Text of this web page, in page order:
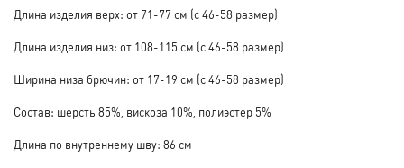
Длина изделия верх: от 71-77 см (с 46-58 размер)
Длина изделия низ: от 108-115 см (с 46-58 размер)
Ширина низа брючин: от 17-19 см (с 46-58 размер)
Состав: шерсть 85%, вискоза 10%, полиэстер 5%
Длина по внутреннему шву: 86 см